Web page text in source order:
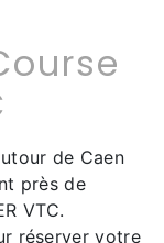
de Caen
près de
VTC.
réserver votre